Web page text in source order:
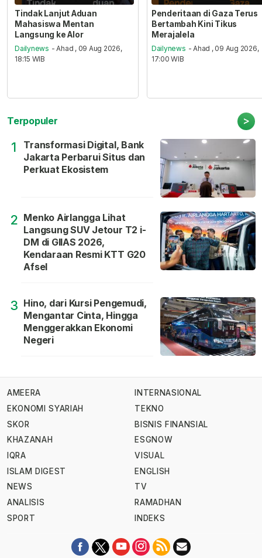
Tindak Lanjut Aduan
Mahasiswa Mentan
Langsung ke Alor
Dailynews - Ahad , 09 Aug 2026,
18:15 WIB
Penderitaan di Gaza Terus
Bertambah Kini Tikus
Merajalela
Dailynews - Ahad , 09 Aug 2026,
17:00 WIB
Terpopuler >
1
Transformasi Digital, Bank
Jakarta Perbarui Situs dan
Perkuat Ekosistem
2 Menko Airlangga Lihat
Langsung SUV Jetour T2 i-
DM di GIIAS 2026,
Kendaraan Resmi KTT G20
Afsel
3 Hino, dari Kursi Pengemudi,
Mengantar Cinta, Hingga
Menggerakkan Ekonomi
Negeri
AMEERA
EKONOMI SYARIAH
SKOR
KHAZANAH
IQRA
ISLAM DIGEST
NEWS
ANALISIS
SPORT
INTERNASIONAL
TEKNO
BISNIS FINANSIAL
ESGNOW
VISUAL
ENGLISH
TV
RAMADHAN
INDEKS